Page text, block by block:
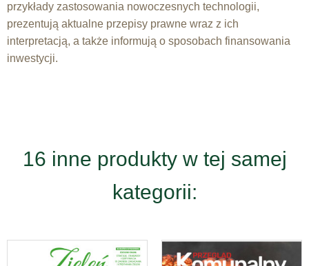
przykłady zastosowania nowoczesnych technologii,
prezentują aktualne przepisy prawne wraz z ich
interpretacją, a także informują o sposobach finansowania
inwestycji.
16 inne produkty w tej samej
kategorii: